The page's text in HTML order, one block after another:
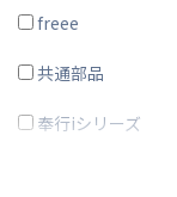
情報通信業
運輸業、郵便業
卸売業、小売業
freee
共通部品
奉行iシリーズ